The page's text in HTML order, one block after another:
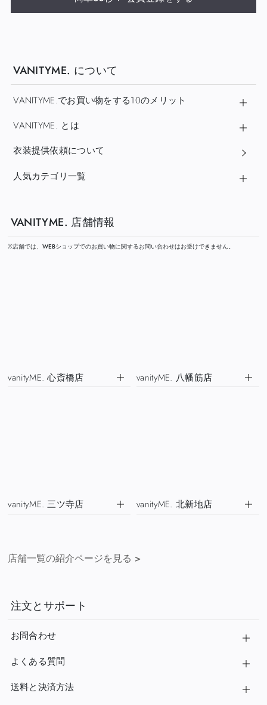
VANITYME. について
VANITYME.でお買い物をする10のメリット
VANITYME. とは
衣装提供依頼について
人気カテゴリ一覧
VANITYME. 店舗情報
※店舗では、WEBショップでのお買い物に関するお問い合わせはお受けできません。
vanityME. 心斎橋店 vanityME. 八幡筋店
vanityME. 三ツ寺店 vanityME. 北新地店
店舗一覧の紹介ページを見る >
注文とサポート
お問合わせ
よくある質問
送料と決済方法